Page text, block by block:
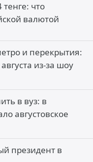
что
валютой
и перекрытия:
из-за шоу
в вуз: в
августовское
президент в